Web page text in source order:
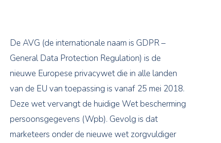
De AVG (de internationale naam is GDPR –
General Data Protection Regulation) is de
nieuwe Europese privacywet die in alle landen
van de EU van toepassing is vanaf 25 mei 2018.
Deze wet vervangt de huidige Wet bescherming
persoonsgegevens (Wpb). Gevolg is dat
marketeers onder de nieuwe wet zorgvuldiger